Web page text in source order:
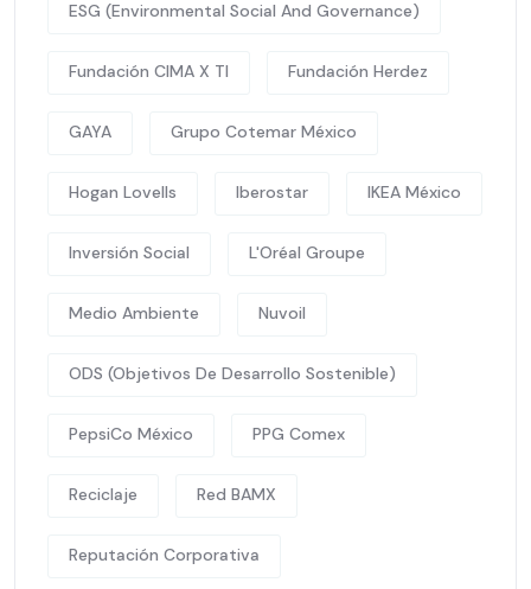
ESG (Environmental Social And Governance)
Fundación CIMA X TI Fundación Herdez
GAYA Grupo Cotemar México
Hogan Lovells Iberostar IKEA México
Inversión Social L'Oréal Groupe
Medio Ambiente Nuvoil
ODS (Objetivos De Desarrollo Sostenible)
PepsiCo México PPG Comex
Reciclaje Red BAMX
Reputación Corporativa